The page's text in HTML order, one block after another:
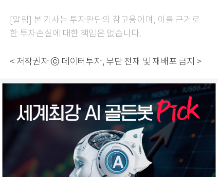
[알림] 본 기사는 투자판단의 참고용이며, 이를 근거로
한 투자손실에 대한 책임은 없습니다.
< 저작권자 ⓒ 데이터투자, 무단 전재 및 재배포 금지 >